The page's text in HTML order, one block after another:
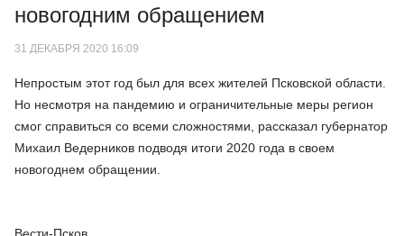
новогодним обращением
31 ДЕКАБРЯ 2020 16:09
Непростым этот год был для всех жителей Псковской области.
Но несмотря на пандемию и ограничительные меры регион
смог справиться со всеми сложностями, рассказал губернатор
Михаил Ведерников подводя итоги 2020 года в своем
новогоднем обращении.